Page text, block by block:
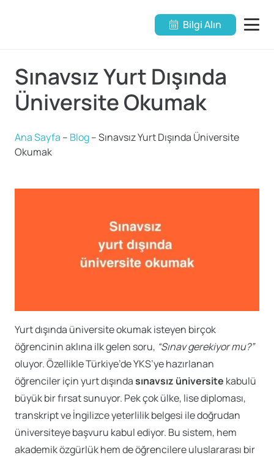
Bilgi Alın
Sınavsız Yurt Dışında
Üniversite Okumak
Ana Sayfa – Blog–Sınavsız Yurt Dışında Üniversite
Okumak
Yurt dışında üniversite okumak isteyen birçok
öğrencinin aklına ilk gelen soru, “Sınav gerekiyor mu?”
oluyor. Özellikle Türkiye’de YKS’ye hazırlanan
öğrenciler için yurt dışındasınavsız üniversite kabulü
büyük bir fırsat sunuyor. Pek çok ülke, lise diploması,
transkript ve İngilizce yeterlilik belgesi ile doğrudan
üniversiteye başvuru kabul ediyor. Bu sistem, hem
akademik özgürlük hem de öğrencilere uluslararası bir